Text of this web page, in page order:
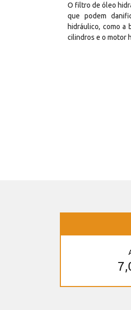
O filtro de óleo
que podem
hidráulico, como a
cilindros e o motor